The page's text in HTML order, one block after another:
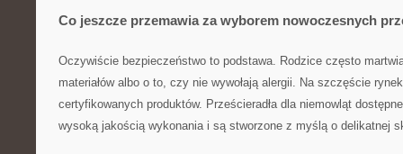
Co jeszcze przemawia za wyborem nowoczesnych
Oczywiście bezpieczeństwo to podstawa. Rodzice często
materiałów albo o to, czy nie wywołają alergii. Na szczęście
certyfikowanych produktów. Prześcieradła dla niemowląt
wysoką jakością wykonania i są stworzone z myślą o delikatnej